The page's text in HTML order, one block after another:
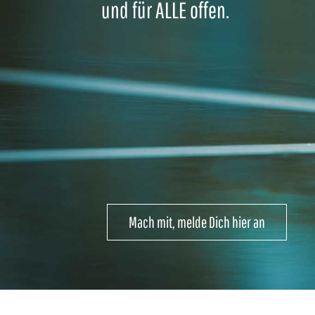
und für ALLE offen.
Mach mit, melde Dich hier an